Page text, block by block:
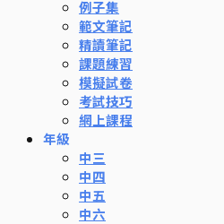
例子集
範文筆記
精讀筆記
課題練習
模擬試卷
考試技巧
網上課程
年級
中三
中四
中五
中六